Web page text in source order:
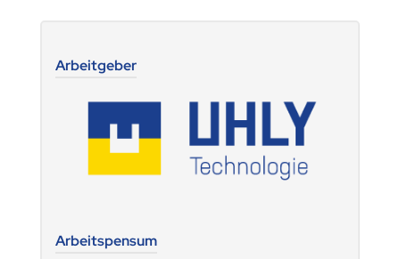
Arbeitgeber
Arbeitspensum